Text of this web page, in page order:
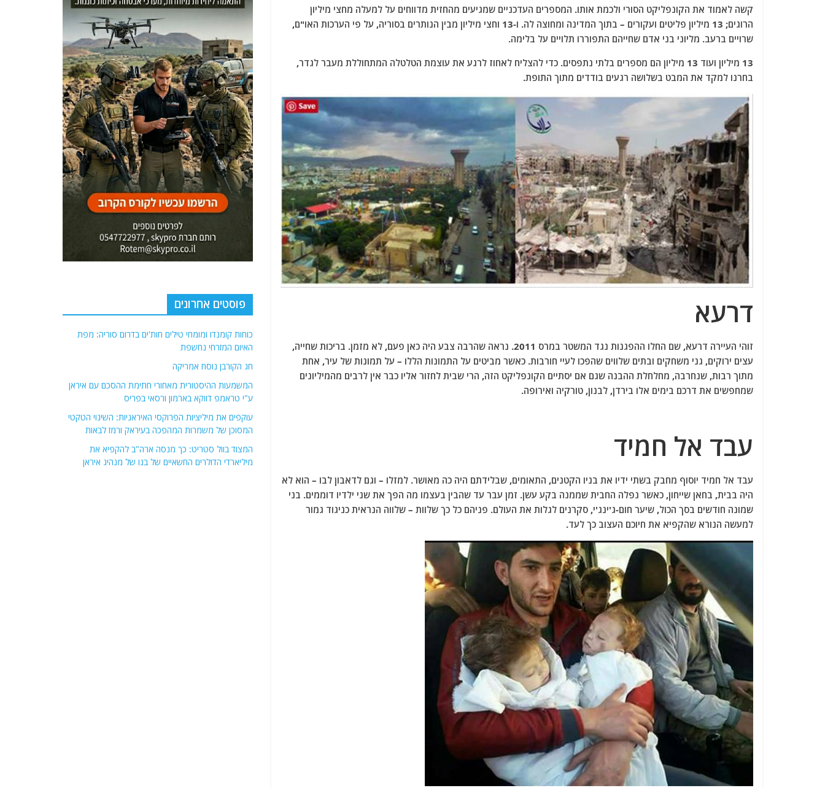
קשה לאמוד את הקונפליקט הסורי ולכמת אותו. המספרים העדכניים שמגיעים מהחזית מדווחים על למעלה מחצי מיליון
הרוגים; 13 מיליון פליטים ועקורים – בתוך המדינה ומחוצה לה. ו-13 וחצי מיליון מבין הנותרים בסוריה, על פי הערכות האו"ם,
שרויים ברעב. מליוני בני אדם שחייהם התפוררו תלויים על בלימה.
13 מיליון ועוד 13 מיליון הם מספרים בלתי נתפסים. כדי להצליח לאחוז לרגע את עוצמת הטלטלה המתחוללת מעבר לגדר,
בחרנו למקד את המבט בשלושה רגעים בודדים מתוך התופת.
דרעא
זוהי העיירה דרעא, שם החלו ההפגנות נגד המשטר במרס 2011. נראה שהרבה צבע היה כאן פעם, לא מזמן. בריכות שחייה,
עצים ירוקים, גני משחקים ובתים שלווים שהפכו לעיי חורבות. כאשר מביטים על התמונות הללו – על תמונות של עיר, אחת
מתוך רבות, שנחרבה, מחלחלת ההבנה שגם אם יסתיים הקונפליקט הזה, הרי שבית לחזור אליו כבר אין לרבים מהמיליונים
שמחפשים את דרכם בימים אלו בירדן, לבנון, טורקיה ואירופה.
עבד אל חמיד
עבד אל חמיד יוסוף מחבק בשתי ידיו את בניו הקטנים, התאומים, שבלידתם היה כה מאושר. למזלו – וגם לדאבון לבו – הוא לא
היה בבית, בחאן שייחון, כאשר נפלה החבית שממנה בקע עשן. זמן עבר עד שהבין בעצמו מה הפך את שני ילדיו דוממים. בני
שמונה חודשים בסך הכול, שיער חום-ג'ינג'י, סקרנים לגלות את העולם. פניהם כל כך שלוות – שלווה הנראית כניגוד גמור
למעשה הנורא שהקפיא את חיוכם העצוב כך לעד.
פוסטים אחרונים
כוחות קומנדו ומומחי טילים חות'ים בדרום סוריה: מפת
האיום המזרחי נחשפת
חג הקורבן נוסח אמריקה
המשמעות ההיסטורית מאחורי חתימת ההסכם עם איראן
ע"י טראמפ דווקא בארמון ורסאי בפריס
עוקפים את מיליציות הפרוקסי האיראניות: השינוי הטקטי
המסוכן של משמרות המהפכה בעיראק ורמז לבאות
המצוד בוול סטריט: כך מנסה ארה"ב להקפיא את
מיליארדי הדולרים החשאיים של בנו של מנהיג איראן